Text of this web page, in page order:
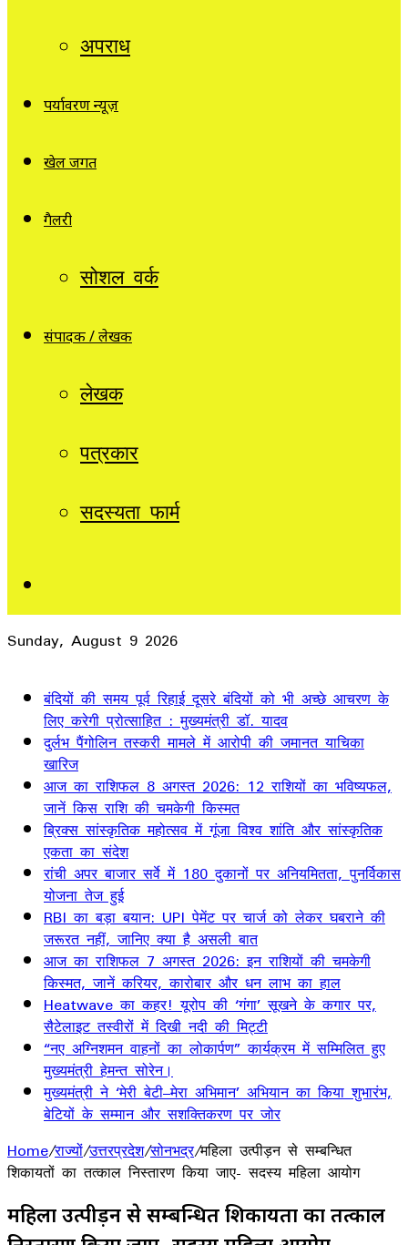
अपराध
पर्यावरण न्यूज़
खेल जगत
गैलरी
सोशल वर्क
संपादक / लेखक
लेखक
पत्रकार
सदस्यता फार्म
Sunday, August 9 2026
बंदियों की समय पूर्व रिहाई दूसरे बंदियों को भी अच्छे आचरण के
लिए करेगी प्रोत्साहित : मुख्यमंत्री डॉ. यादव
दुर्लभ पैंगोलिन तस्करी मामले में आरोपी की जमानत याचिका
खारिज
आज का राशिफल 8 अगस्त 2026: 12 राशियों का भविष्यफल,
जानें किस राशि की चमकेगी किस्मत
ब्रिक्स सांस्कृतिक महोत्सव में गूंजा विश्व शांति और सांस्कृतिक
एकता का संदेश
रांची अपर बाजार सर्वे में 180 दुकानों पर अनियमितता, पुनर्विकास
योजना तेज हुई
RBI का बड़ा बयान: UPI पेमेंट पर चार्ज को लेकर घबराने की
जरूरत नहीं, जानिए क्या है असली बात
आज का राशिफल 7 अगस्त 2026: इन राशियों की चमकेगी
किस्मत, जानें करियर, कारोबार और धन लाभ का हाल
Heatwave का कहर! यूरोप की ‘गंगा’ सूखने के कगार पर,
सैटेलाइट तस्वीरों में दिखी नदी की मिट्टी
“नए अग्निशमन वाहनों का लोकार्पण” कार्यक्रम में सम्मिलित हुए
मुख्यमंत्री हेमन्त सोरेन।
मुख्यमंत्री ने ‘मेरी बेटी–मेरा अभिमान’ अभियान का किया शुभारंभ,
बेटियों के सम्मान और सशक्तिकरण पर जोर
Home/राज्यों/उत्तरप्रदेश/सोनभद्र/महिला उत्पीड़न से सम्बन्धित
शिकायतों का तत्काल निस्तारण किया जाए- सदस्य महिला आयोग
महिला उत्पीड़न से सम्बन्धित शिकायतों का तत्काल